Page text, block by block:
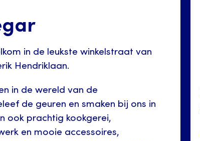
in de leukste winkelstraat van
Hendriklaan.
in de wereld van de
de geuren en smaken bij ons in
ook prachtig kookgerei,
en mooie accessoires,